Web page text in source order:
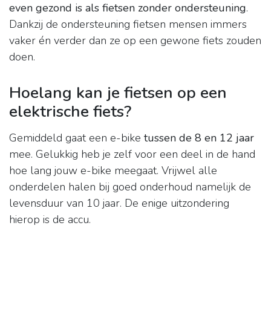
even gezond is als fietsen zonder ondersteuning.
Dankzij de ondersteuning fietsen mensen immers
vaker én verder dan ze op een gewone fiets zouden
doen.
Hoelang kan je fietsen op een
elektrische fiets?
Gemiddeld gaat een e-bike tussen de 8 en 12 jaar
mee. Gelukkig heb je zelf voor een deel in de hand
hoe lang jouw e-bike meegaat. Vrijwel alle
onderdelen halen bij goed onderhoud namelijk de
levensduur van 10 jaar. De enige uitzondering
hierop is de accu.